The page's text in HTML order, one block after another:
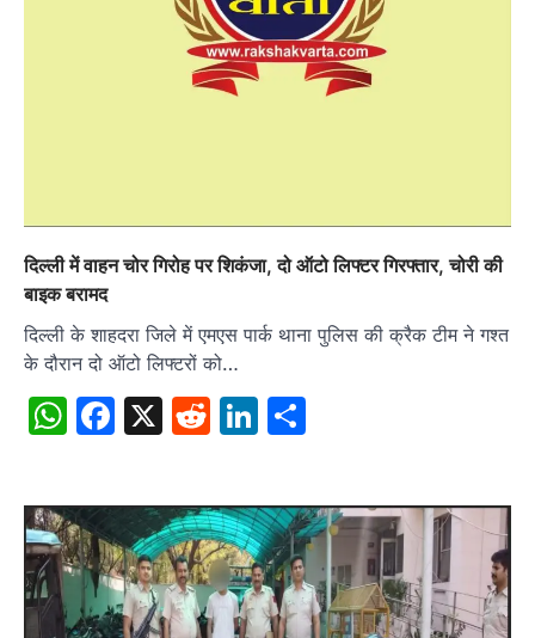
दिल्ली में वाहन चोर गिरोह पर शिकंजा, दो ऑटो लिफ्टर गिरफ्तार, चोरी की
बाइक बरामद
दिल्ली के शाहदरा जिले में एमएस पार्क थाना पुलिस की क्रैक टीम ने गश्त
के दौरान दो ऑटो लिफ्टरों को…
WhatsApp
Facebook
X RedditLinkedIn